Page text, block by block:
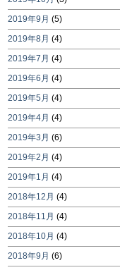
2019年9月 (5)
2019年8月 (4)
2019年7月 (4)
2019年6月 (4)
2019年5月 (4)
2019年4月 (4)
2019年3月 (6)
2019年2月 (4)
2019年1月 (4)
2018年12月 (4)
2018年11月 (4)
2018年10月 (4)
2018年9月 (6)